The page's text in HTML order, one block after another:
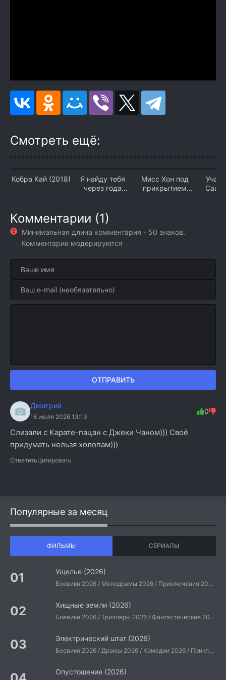
Смотреть ещё:
Кобра Кай (2018)
Я найду тебя
через года
Мисс Хон под
прикрытием
Саша
Комментарии (1)
Минимальная длина комментария - 50 знаков.
Комментарии модерируются
ОТПРАВИТЬ
Дмитрий
18 июля 2026 13:13
0
Слизали с Карате-пацан с Джеки Чаном))) Своё
придумать нельзя холопам)))
ОтветитьЦитировать
Популярные за месяц
ФИЛЬМЫ СЕРИАЛЫ
Ущелье (2026)
Боевики 2026 / Мелодрамы 2026 / Приключения 2026 / Ужасы 2026 / Фантастические 2026 / Зарубежные фильмы 2026 / Американские фильмы / Фильмы 2026
Хищные земли (2026)
Боевики 2026 / Триллеры 2026 / Фантастические 2026 / Зарубежные фильмы 2026 / Американские фильмы / Фильмы 2026
Электрический штат (2026)
Боевики 2026 / Драмы 2026 / Комедии 2026 / Приключения 2026 / Фантастические 2026 / Зарубежные фильмы 2026 / Американские фильмы / Фильмы 2026
Опустошение (2026)